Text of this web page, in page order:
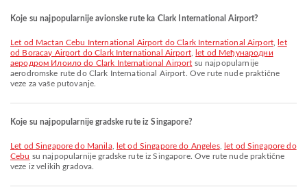
Koje su najpopularnije avionske rute ka Clark International Airport?
let od Mactan Cebu International Airport do Clark International Airport,
let
od Boracay Airport do Clark International Airport,
let od Међународни
аеродром Илоило do Clark International Airport su najpopularnije
aerodromske rute do Clark International Airport. Ove rute nude praktične
veze za vaše putovanje.
Koje su najpopularnije gradske rute iz Singapore?
let od Singapore do Manila, let od Singapore do Angeles,
let od Singapore do
Cebu su najpopularnije gradske rute iz Singapore. Ove rute nude praktične
veze iz velikih gradova.